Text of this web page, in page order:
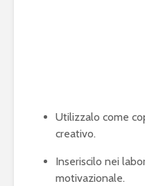
Utilizzalo come
creativo.
Inseriscilo nei
motivazionale.